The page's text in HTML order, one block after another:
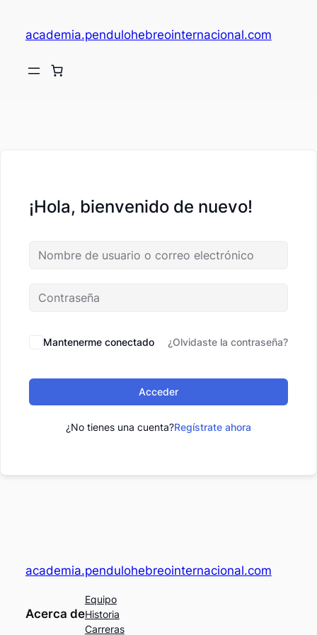
academia.pendulohebreointernacional.com
¡Hola, bienvenido de nuevo!
Mantenerme conectado ¿Olvidaste la contraseña?
Acceder
¿No tienes una cuenta?Regístrate ahora
academia.pendulohebreointernacional.com
Acerca de
Equipo
Historia
Carreras